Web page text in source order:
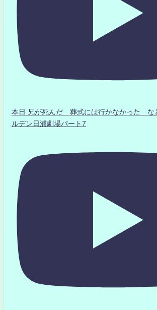
本日 兄が死んだ 葬式には行かなかった
ルデン日浦劇場パート7